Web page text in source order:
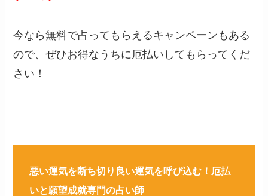
今なら無料で占ってもらえるキャンペーンもある
ので、ぜひお得なうちに厄払いしてもらってくだ
さい！
悪い運気を断ち切り良い運気を呼び込む！厄払
いと願望成就専門の占い師